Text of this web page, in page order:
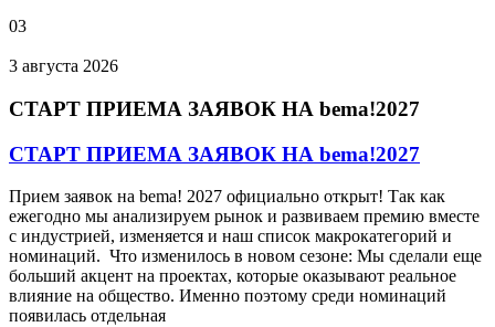
03
3 августа 2026
СТАРТ ПРИЕМА ЗАЯВОК НА bema!2027
СТАРТ ПРИЕМА ЗАЯВОК НА bema!2027
Прием заявок на bema! 2027 официально открыт! Так как
ежегодно мы анализируем рынок и развиваем премию вместе
с индустрией, изменяется и наш список макрокатегорий и
номинаций. Что изменилось в новом сезоне: Мы сделали еще
больший акцент на проектах, которые оказывают реальное
влияние на общество. Именно поэтому среди номинаций
появилась отдельная